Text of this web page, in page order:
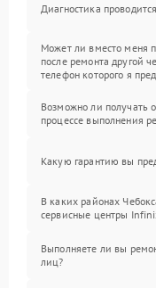
Диагностика
Может ли вместо меня
после ремонта другой
телефон которого я
Возможно ли получать
процессе выполнения
Какую гарантию вы
В каких районах
сервисные центры
Выполняете ли вы
лиц?